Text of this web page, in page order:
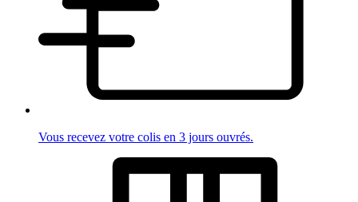
Vous recevez votre colis en 3 jours ouvrés.